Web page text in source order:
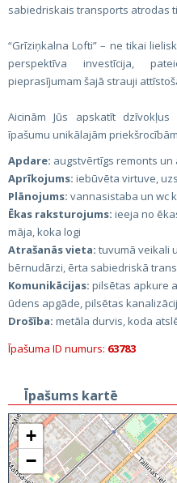
sabiedriskais transports atrodas
“Grīziņkalna Lofti” – ne tikai
perspektīva investīcija,
pieprasījumam šajā strauji
Aicinām Jūs apskatīt
īpašumu unikālajām
Apdare: augstvērtīgs remonts
Aprīkojums: iebūvēta virtuve,
Plānojums: vannasistaba un wc
Ēkas raksturojums: ieeja no
māja, koka logi
Atrašanās vieta: tuvumā veikali
bērnudārzi, ērta sabiedriskā
Komunikācijas: pilsētas apkure
ūdens apgāde, pilsētas
Drošība: metāla durvis, koda
Īpašuma ID numurs: 63783
Īpašums kartē
+
−